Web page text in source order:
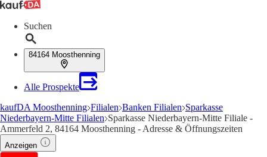
Suchen
84164 Moosthenning
Alle Prospekte
kaufDA Moosthenning Filialen Banken Filialen Sparkasse
Niederbayern-Mitte Filialen Sparkasse Niederbayern-Mitte Filiale -
Ammerfeld 2, 84164 Moosthenning - Adresse & Öffnungszeiten
Anzeigen